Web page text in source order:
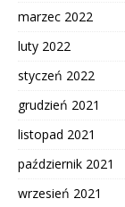
marzec 2022
luty 2022
styczeń 2022
grudzień 2021
listopad 2021
październik 2021
wrzesień 2021